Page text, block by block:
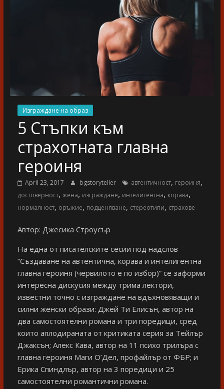
Изграждане на образ
5 Стъпки към
страхотната главна
героиня
April 23, 2017 bgstoryteller автентичност, героиня,
достоверност, жена, изграждане, интелигентна, корава,
нормалност, оръжие, подценяване, стереотипи, страхове
Автор: Джесика Строусър
На една от писателските сесии под надслов
“Създаване на автентична, корава и интелигентна
главна героиня (червилото е по избор)” се заформи
интересна дискусия между трима лектори,
известни точно с изграждане на вдъхновяващи и
силни женски образи: Джей Ти Елисън, автор на
два самостоятелни романа и три поредици, сред
които аплодираната от критиката серия за Тейлър
Джаксън; Алекс Кава, автор на 11 психо трилъра с
главна героиня Маги О’Дел, профайлър от ФБР; и
Ерика Спиндлър, автор на 3 поредици и 25
самостоятелни романтични романа.